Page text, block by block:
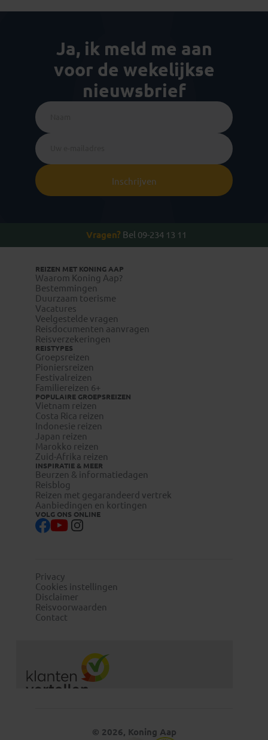
Ja, ik meld me aan
voor de wekelijkse
nieuwsbrief
Inschrijven
Vragen? Bel 09-234 13 11
REIZEN MET KONING AAP
Waarom Koning Aap?
Bestemmingen
Duurzaam toerisme
Vacatures
Veelgestelde vragen
Reisdocumenten aanvragen
Reisverzekeringen
REISTYPES
Groepsreizen
Pioniersreizen
Festivalreizen
Familiereizen 6+
POPULAIRE GROEPSREIZEN
Vietnam reizen
Costa Rica reizen
Indonesie reizen
Japan reizen
Marokko reizen
Zuid-Afrika reizen
INSPIRATIE & MEER
Beurzen & informatiedagen
Reisblog
Reizen met gegarandeerd vertrek
Aanbiedingen en kortingen
VOLG ONS ONLINE
Privacy
Cookies instellingen
Disclaimer
Reisvoorwaarden
Contact
© 2026, Koning Aap